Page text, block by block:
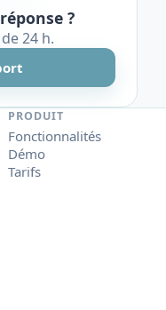
?
24 h.
PRODUIT
Fonctionnalités
Démo
Tarifs